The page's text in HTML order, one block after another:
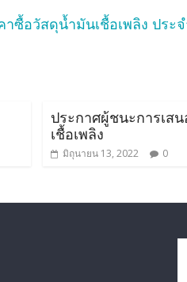
ซื้อวัสดุน้ำมันเชื้อเพลิง ประ
ประกาศผู้ชนะการเส
เชื้อเพลิง
มิถุนายน 13, 2022 0